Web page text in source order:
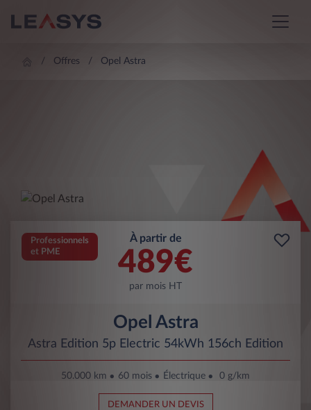
Offres Opel Astra
Professionnels
et PME
À partir de
489€
par mois HT
Opel Astra
Astra Edition 5p Electric 54kWh 156ch Edition
50.000 km 60 mois Électrique 0 g/km
DEMANDER UN DEVIS